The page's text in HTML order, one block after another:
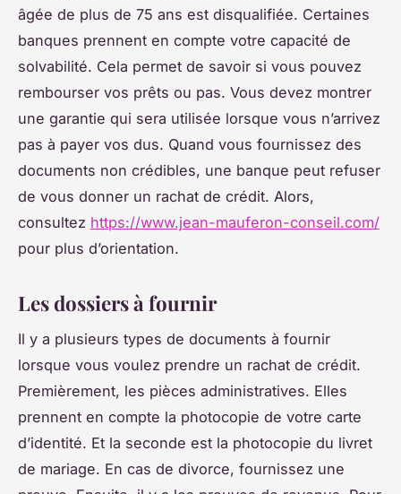
âgée de plus de 75 ans est disqualifiée. Certaines
banques prennent en compte votre capacité de
solvabilité. Cela permet de savoir si vous pouvez
rembourser vos prêts ou pas. Vous devez montrer
une garantie qui sera utilisée lorsque vous n’arrivez
pas à payer vos dus. Quand vous fournissez des
documents non crédibles, une banque peut refuser
de vous donner un rachat de crédit. Alors,
consultez https://www.jean-mauferon-conseil.com/
pour plus d’orientation.
Les dossiers à fournir
Il y a plusieurs types de documents à fournir
lorsque vous voulez prendre un rachat de crédit.
Premièrement, les pièces administratives. Elles
prennent en compte la photocopie de votre carte
d’identité. Et la seconde est la photocopie du livret
de mariage. En cas de divorce, fournissez une